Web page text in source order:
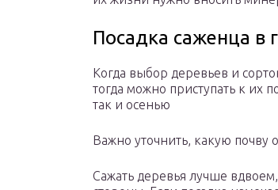
Посадка саженца в
Когда выбор деревьев и
тогда можно приступать к их
так и осенью
Важно уточнить, какую почву
Сажать деревья лучше